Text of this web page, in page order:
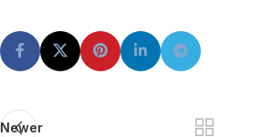
Newer